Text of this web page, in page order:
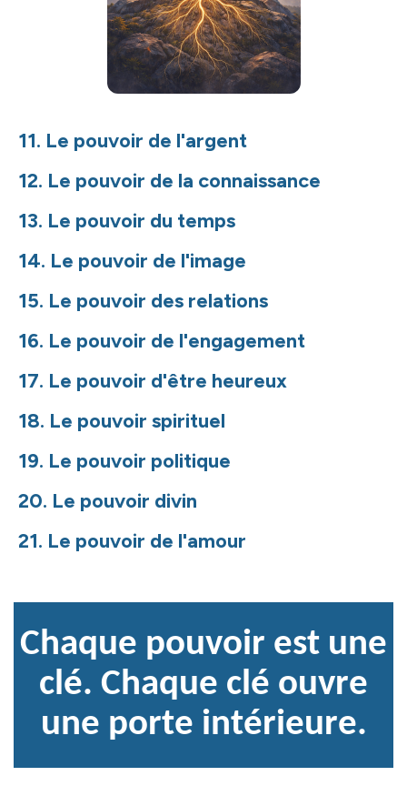
11. Le pouvoir de l'argent
12. Le pouvoir de la connaissance
13. Le pouvoir du temps
14. Le pouvoir de l'image
15. Le pouvoir des relations
16. Le pouvoir de l'engagement
17. Le pouvoir d'être heureux
18. Le pouvoir spirituel
19. Le pouvoir politique
20. Le pouvoir divin
21. Le pouvoir de l'amour
Chaque pouvoir est une
clé. Chaque clé ouvre
une porte intérieure.